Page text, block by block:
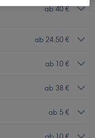
ab 40 €
ab 24,50 €
ab 10 €
ab 38 €
ab 5 €